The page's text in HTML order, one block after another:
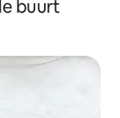
buurt